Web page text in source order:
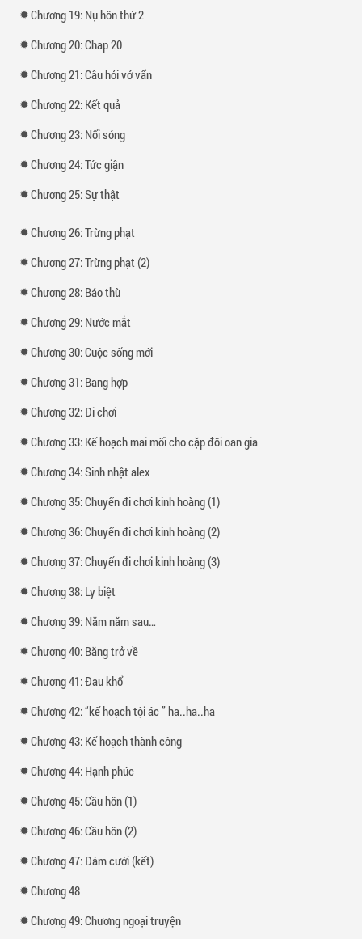
Chương 19: Nụ hôn thứ 2
Chương 20: Chap 20
Chương 21: Câu hỏi vớ vẩn
Chương 22: Kết quả
Chương 23: Nổi sóng
Chương 24: Tức giận
Chương 25: Sự thật
Chương 26: Trừng phạt
Chương 27: Trừng phạt (2)
Chương 28: Báo thù
Chương 29: Nước mắt
Chương 30: Cuộc sống mới
Chương 31: Bang hợp
Chương 32: Đi chơi
Chương 33: Kế hoạch mai mối cho cặp đôi oan gia
Chương 34: Sinh nhật alex
Chương 35: Chuyến đi chơi kinh hoàng (1)
Chương 36: Chuyến đi chơi kinh hoàng (2)
Chương 37: Chuyến đi chơi kinh hoàng (3)
Chương 38: Ly biệt
Chương 39: Năm năm sau…
Chương 40: Băng trở về
Chương 41: Đau khổ
Chương 42: “kế hoạch tội ác ” ha..ha..ha
Chương 43: Kế hoạch thành công
Chương 44: Hạnh phúc
Chương 45: Cầu hôn (1)
Chương 46: Cầu hôn (2)
Chương 47: Đám cưới (kết)
Chương 48
Chương 49: Chương ngoại truyện